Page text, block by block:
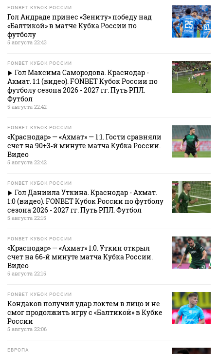
FONBET КУБОК РОССИИ
Гол Андраде принес «Зениту» победу над
«Балтикой» в матче Кубка России по
футболу
5 августа 22:43
FONBET КУБОК РОССИИ
Гол Максима Самородова. Краснодар -
Ахмат. 1:1 (видео). FONBET Кубок России по
футболу сезона 2026 - 2027 гг. Путь РПЛ.
Футбол
5 августа 22:42
FONBET КУБОК РОССИИ
«Краснодар» — «Ахмат» — 1:1. Гости сравняли
счет на 90+3‑й минуте матча Кубка России.
Видео
5 августа 22:42
FONBET КУБОК РОССИИ
Гол Даниила Уткина. Краснодар - Ахмат.
1:0 (видео). FONBET Кубок России по футболу
сезона 2026 - 2027 гг. Путь РПЛ. Футбол
5 августа 22:15
FONBET КУБОК РОССИИ
«Краснодар» — «Ахмат» 1:0. Уткин открыл
счет на 66‑й минуте матча Кубка России.
Видео
5 августа 22:15
FONBET КУБОК РОССИИ
Кондаков получил удар локтем в лицо и не
смог продолжить игру с «Балтикой» в Кубке
России
5 августа 22:06
ЕВРОПА